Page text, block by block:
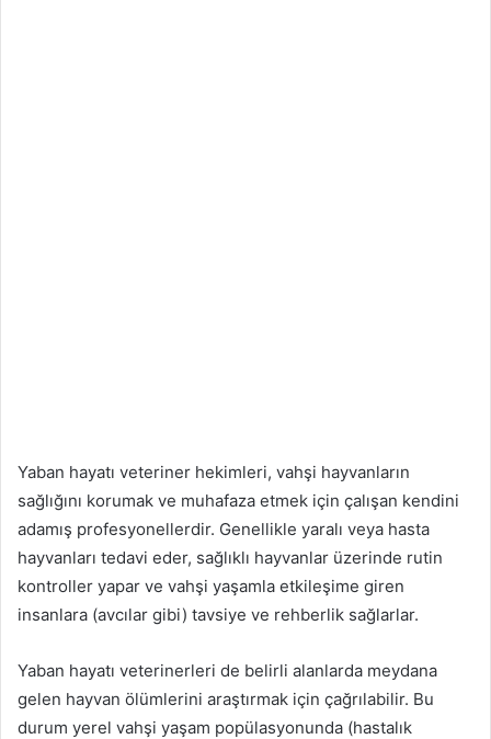
Yaban hayatı veteriner hekimleri, vahşi hayvanların
sağlığını korumak ve muhafaza etmek için çalışan kendini
adamış profesyonellerdir. Genellikle yaralı veya hasta
hayvanları tedavi eder, sağlıklı hayvanlar üzerinde rutin
kontroller yapar ve vahşi yaşamla etkileşime giren
insanlara (avcılar gibi) tavsiye ve rehberlik sağlarlar.
Yaban hayatı veterinerleri de belirli alanlarda meydana
gelen hayvan ölümlerini araştırmak için çağrılabilir. Bu
durum yerel vahşi yaşam popülasyonunda (hastalık